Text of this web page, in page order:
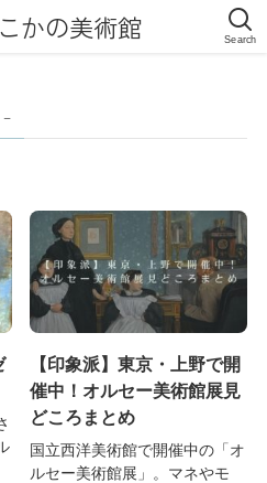
かの美術館 Search
【印象派】東京・上野で開
催中！オルセー美術館展見
どころまとめ
国立西洋美術館で開催中の「オ
ルセー美術館展」。マネやモ